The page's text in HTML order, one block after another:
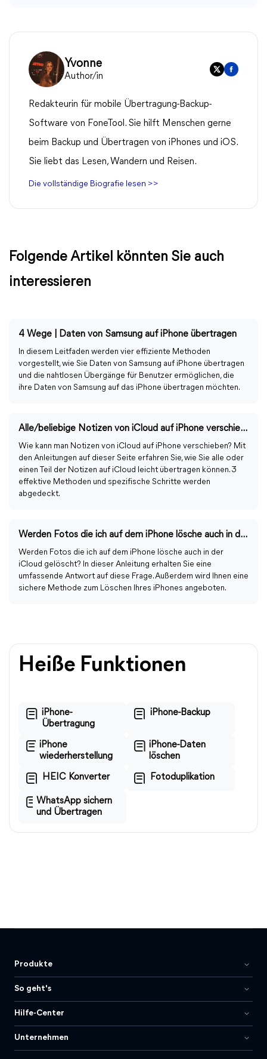
Yvonne
Author/in
Redakteurin für mobile Übertragung-Backup-
Software von FoneTool. Sie hilft Menschen gerne
beim Backup und Übertragen von iPhones und iOS.
Sie liebt das Lesen, Wandern und Reisen.
Die vollständige Biografie lesen >>
Folgende Artikel könnten Sie auch
interessieren
4 Wege | Daten von Samsung auf iPhone übertragen
In diesem Leitfaden werden vier effiziente Methoden
vorgestellt, wie Sie Daten von Samsung auf iPhone übertragen
und die nahtlosen Übergänge für Benutzer ermöglichen, die
ihre Daten von Samsung auf das iPhone übertragen möchten.
Alle/beliebige Notizen von iCloud auf iPhone verschieben: 3 Wege
Wie kann man Notizen von iCloud auf iPhone verschieben? Mit
den Anleitungen auf dieser Seite erfahren Sie, wie Sie alle oder
einen Teil der Notizen auf iCloud leicht übertragen können. 3
effektive Methoden und spezifische Schritte werden
abgedeckt.
Werden Fotos die ich auf dem iPhone lösche auch in der iCloud gelöscht?
Werden Fotos die ich auf dem iPhone lösche auch in der
iCloud gelöscht? In dieser Anleitung erhalten Sie eine
umfassende Antwort auf diese Frage. Außerdem wird Ihnen eine
sichere Methode zum Löschen Ihres iPhones angeboten.
Heiße Funktionen
iPhone-
Übertragung
iPhone-Backup
iPhone
wiederherstellung
iPhone-Daten
löschen
HEIC Konverter Fotoduplikation
WhatsApp sichern
und Übertragen
Produkte
So geht's
Hilfe-Center
Unternehmen